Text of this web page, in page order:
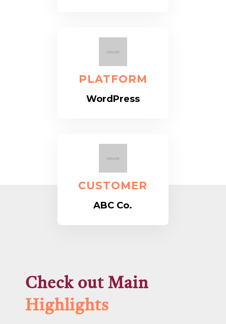
PLATFORM
WordPress
CUSTOMER
ABC Co.
Check out Main
Highlights